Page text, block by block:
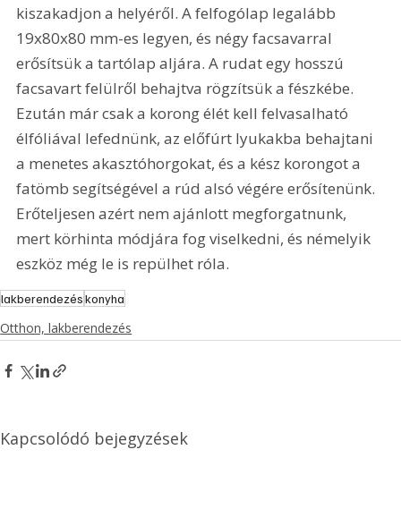
kiszakadjon a helyéről. A felfogólap legalább
19x80x80 mm-es legyen, és négy facsavarral
erősítsük a tartólap aljára. A rudat egy hosszú
facsavart felülről behajtva rögzítsük a fészkébe.
Ezután már csak a korong élét kell felvasalható
élfóliával lefednünk, az előfúrt lyukakba behajtani
a menetes akasztóhorgokat, és a kész korongot a
fatömb segítségével a rúd alsó végére erősítenünk.
Erőteljesen azért nem ajánlott megforgatnunk,
mert körhinta módjára fog viselkedni, és némelyik
eszköz még le is repülhet róla.
lakberendezéskonyha
Otthon, lakberendezés
Kapcsolódó bejegyzések